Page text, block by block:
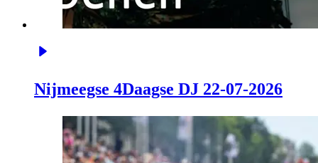
Nijmeegse 4Daagse DJ 22-07-2026